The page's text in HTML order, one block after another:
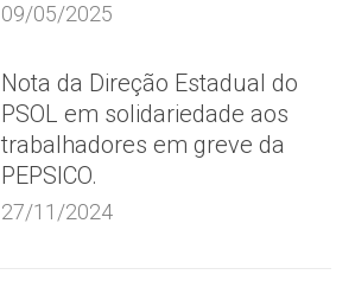
09/05/2025
Nota da Direção Estadual do
PSOL em solidariedade aos
trabalhadores em greve da
PEPSICO.
27/11/2024